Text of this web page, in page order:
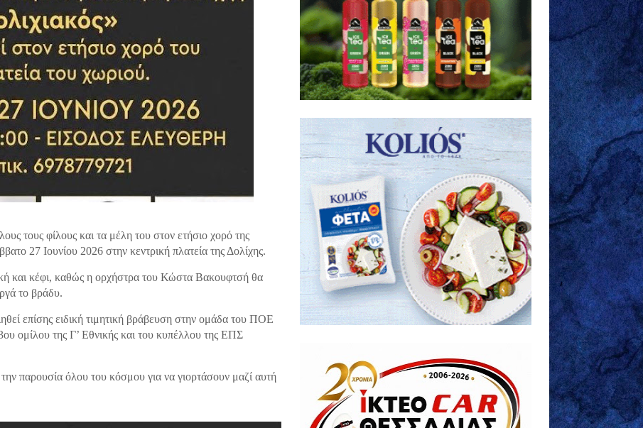
τους φίλους και τα μέλη του στον ετήσιο χορό της
27 Ιουνίου 2026 στην κεντρική πλατεία της Δολίχης.
και κέφι, καθώς η ορχήστρα του Κώστα Βακουφτσή θα
το βράδυ.
επίσης ειδική τιμητική βράβευση στην ομάδα του ΠΟΕ
ομίλου της Γ’ Εθνικής και του κυπέλλου της ΕΠΣ
παρουσία όλου του κόσμου για να γιορτάσουν μαζί αυτή